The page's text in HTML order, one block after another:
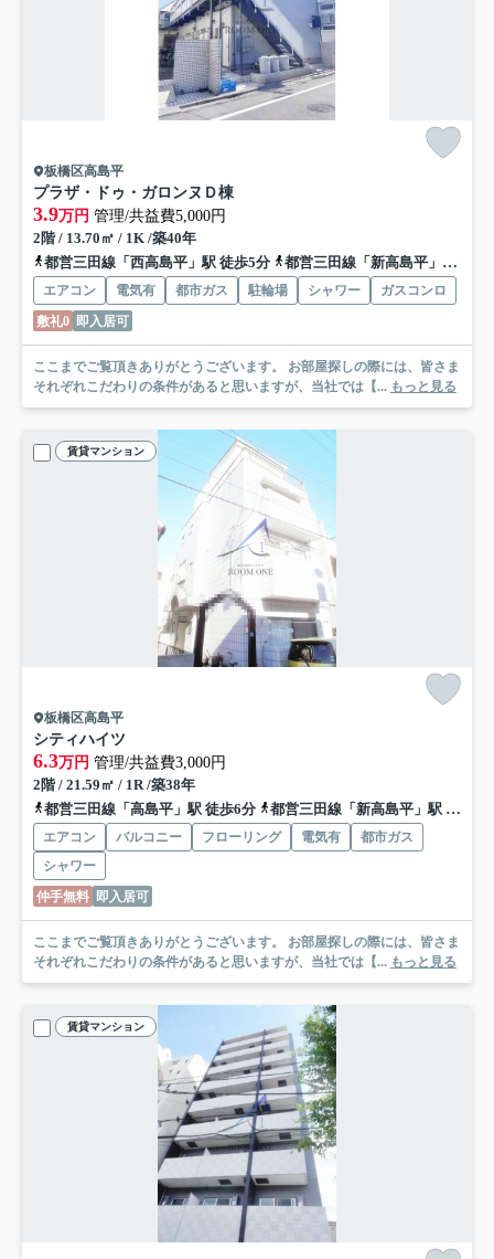
板橋区高島平
プラザ・ドゥ・ガロンヌＤ棟
3.9万円 管理/共益費5,000円
2階 / 13.70㎡ / 1K /築40年
都営三田線「西高島平」駅 徒歩5分
都営三田線「新高島平」駅 徒歩16分
エアコン 電気有 都市ガス 駐輪場 シャワー
ガスコンロ
敷礼0 即入居可
ここまでご覧頂きありがとうございます。 お部屋探しの際には、皆さま
それぞれこだわりの条件があると思いますが、当社では【... もっと見る
賃貸マンション
板橋区高島平
シティハイツ
6.3万円 管理/共益費3,000円
2階 / 21.59㎡ / 1R /築38年
都営三田線「高島平」駅 徒歩6分
都営三田線「新高島平」駅 徒歩16分
エアコン バルコニー フローリング 電気有
都市ガス
シャワー
仲手無料 即入居可
ここまでご覧頂きありがとうございます。 お部屋探しの際には、皆さま
それぞれこだわりの条件があると思いますが、当社では【... もっと見る
賃貸マンション